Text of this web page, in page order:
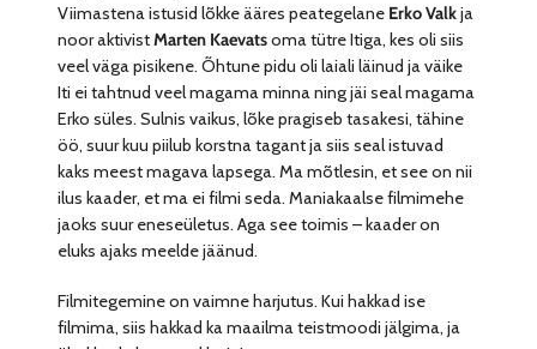
Viimastena istusid lõkke ääres peategelane Erko Valkja
noor aktivistMarten Kaevatsoma tütre Itiga, kes oli siis
veel väga pisikene. Õhtune pidu oli laiali läinud ja väike
Iti ei tahtnud veel magama minna ning jäi seal magama
Erko süles. Sulnis vaikus, lõke pragiseb tasakesi, tähine
öö, suur kuu piilub korstna tagant ja siis seal istuvad
kaks meest magava lapsega. Ma mõtlesin, et see on nii
ilus kaader, et ma ei filmi seda. Maniakaalse filmimehe
jaoks suur eneseületus. Aga see toimis – kaader on
eluks ajaks meelde jäänud.
Filmitegemine on vaimne harjutus. Kui hakkad ise
filmima, siis hakkad ka maailma teistmoodi jälgima, ja